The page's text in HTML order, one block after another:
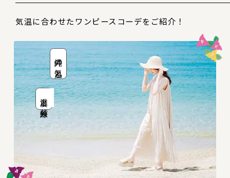
気温に合わせたワンピースコーデをご紹介！
沖縄の気温と
温度と紫外線